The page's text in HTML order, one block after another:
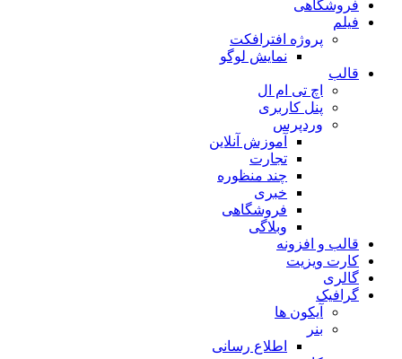
فروشگاهی
فیلم
پروژه افترافکت
نمایش لوگو
قالب
اچ تی ام ال
پنل کاربری
وردپرس
آموزش آنلاین
تجارت
چند منظوره
خبری
فروشگاهی
وبلاگی
قالب و افزونه
کارت ویزیت
گالری
گرافیک
آیکون ها
بنر
اطلاع رسانی